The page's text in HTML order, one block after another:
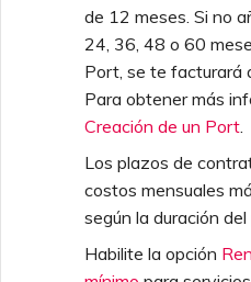
Especificaciones técnicas
Límites y cuotas
Cómo realiza NAT el MCR
Peering de MCR entre
nubes privadas
Terminar un MCR
Fortinet FortiGate
seguridad
Ver registros de actividad
Monitorear eventos de
mantenimiento e
interrupciones
Bloquear servicios de
Facturación de MCR
Facturación de MVE
Facturación de VXC,
Megaport Internet e IX
Incorporación de clientes
Megaport Internet
Crear un MCR
Crear un VXC de MCR con
Crear un VXC hacia Azure
desde MCR
de Terraform de Megaport
Megaport
Pruebas en el entorno de
Responsabilidades de
seguridad del cliente
Preguntas frecuentes de
de 12 meses. Si no
24, 36, 48 o 60
Port, se te facturará
Para obtener más
Creación de un Port
Los plazos de
costos mensuales
según la duración del
Habilite la opción